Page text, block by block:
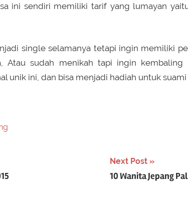
ini sendiri memiliki tarif yang lumayan
single selamanya tetapi ingin memiliki
Atau sudah menikah tapi ingin kembaling
unik ini, dan bisa menjadi hadiah untuk
Next Post
10 Wanita Jepang